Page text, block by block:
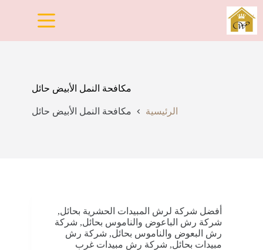
التجاوز
إلى
المحتوى
مكافحة النمل الأبيض حائل
الرئيسية مكافحة النمل الأبيض حائل
أفضل شركة لرش المبيدات الحشرية بحائل,
شركة رش الباعوض والناموس بحائل, شركة
رش البعوض والناموس بحائل, شركة رش
مبيدات بحائل, شركة رش مبيدات غرب